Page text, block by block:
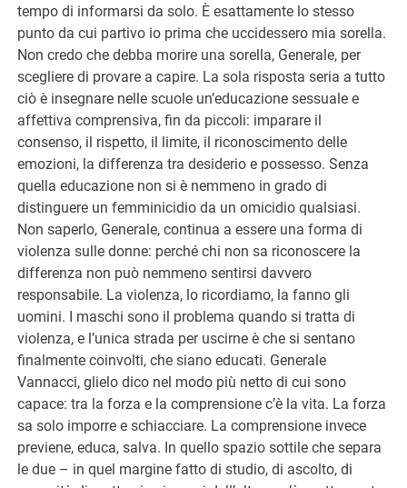
tempo di informarsi da solo. È esattamente lo stesso
punto da cui partivo io prima che uccidessero mia sorella.
Non credo che debba morire una sorella, Generale, per
scegliere di provare a capire. La sola risposta seria a tutto
ciò è insegnare nelle scuole un’educazione sessuale e
affettiva comprensiva, fin da piccoli: imparare il
consenso, il rispetto, il limite, il riconoscimento delle
emozioni, la differenza tra desiderio e possesso. Senza
quella educazione non si è nemmeno in grado di
distinguere un femminicidio da un omicidio qualsiasi.
Non saperlo, Generale, continua a essere una forma di
violenza sulle donne: perché chi non sa riconoscere la
differenza non può nemmeno sentirsi davvero
responsabile. La violenza, lo ricordiamo, la fanno gli
uomini. I maschi sono il problema quando si tratta di
violenza, e l’unica strada per uscirne è che si sentano
finalmente coinvolti, che siano educati. Generale
Vannacci, glielo dico nel modo più netto di cui sono
capace: tra la forza e la comprensione c’è la vita. La forza
sa solo imporre e schiacciare. La comprensione invece
previene, educa, salva. In quello spazio sottile che separa
le due – in quel margine fatto di studio, di ascolto, di